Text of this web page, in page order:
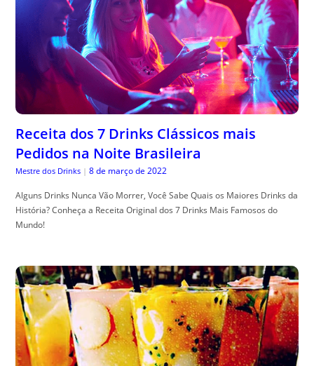
Receita dos 7 Drinks Clássicos mais
Pedidos na Noite Brasileira
Mestre dos Drinks | 8 de março de 2022
Alguns Drinks Nunca Vão Morrer, Você Sabe Quais os Maiores Drinks da
História? Conheça a Receita Original dos 7 Drinks Mais Famosos do
Mundo!